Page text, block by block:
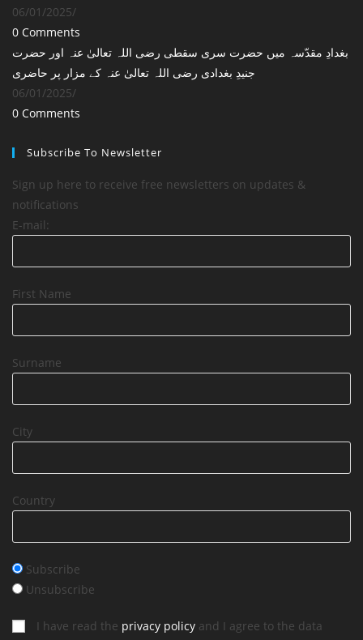
06/01/2025/
0 Comments
بغدادِ مقدّسہ میں حضرت سری سقطی رضی اللہ تعالیٰ عنہ اور حضرت
جنیدِ بغدادی رضی اللہ تعالیٰ عنہ کے مزار پر حاضری
06/01/2025/
0 Comments
Subscribe To Newsletter
Sign up here to receive free newsletters on updates &
notifications
E-mail:
First Name
Surname
City
Country
Subscribe
Unsubscribe
I have read the privacy policy and I agree to the data